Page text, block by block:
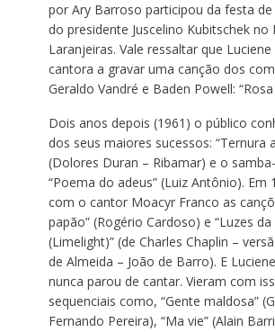
por Ary Barroso participou da festa de
do presidente Juscelino Kubitschek no
Laranjeiras. Vale ressaltar que
cantora a gravar uma canção dos
Geraldo Vandré e Baden Powell: “Rosa
Dois anos depois (1961) o público
dos seus maiores sucessos: “Ternura
(Dolores Duran – Ribamar) e o
“Poema do adeus” (Luiz Antônio). Em
com o cantor Moacyr Franco as
papão” (Rogério Cardoso) e “Luzes da
(Limelight)” (de Charles Chaplin –
de Almeida – João de Barro). E
nunca parou de cantar. Vieram com
sequenciais como, “Gente maldosa”
Fernando Pereira), “Ma vie” (Alain